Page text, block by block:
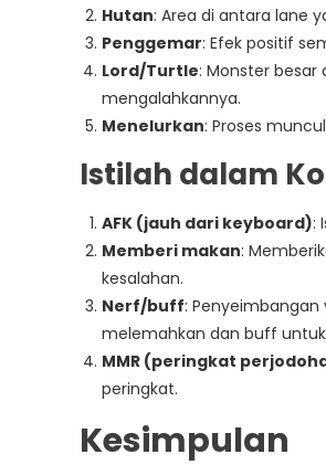
Hutan: Area di antara lane
Penggemar: Efek positif
Lord/Turtle: Monster
mengalahkannya.
Menelurkan: Proses
Istilah dalam
AFK (jauh dari keyboard):
Memberi makan:
kesalahan.
Nerf/buff:
melemahkan dan buff
MMR (peringkat
peringkat.
Kesimpulan